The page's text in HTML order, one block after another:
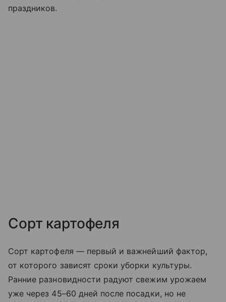
праздников.
Сорт картофеля
Сорт картофеля — первый и важнейший фактор,
от которого зависят сроки уборки культуры.
Ранние разновидности радуют свежим урожаем
уже через 45–60 дней после посадки, но не